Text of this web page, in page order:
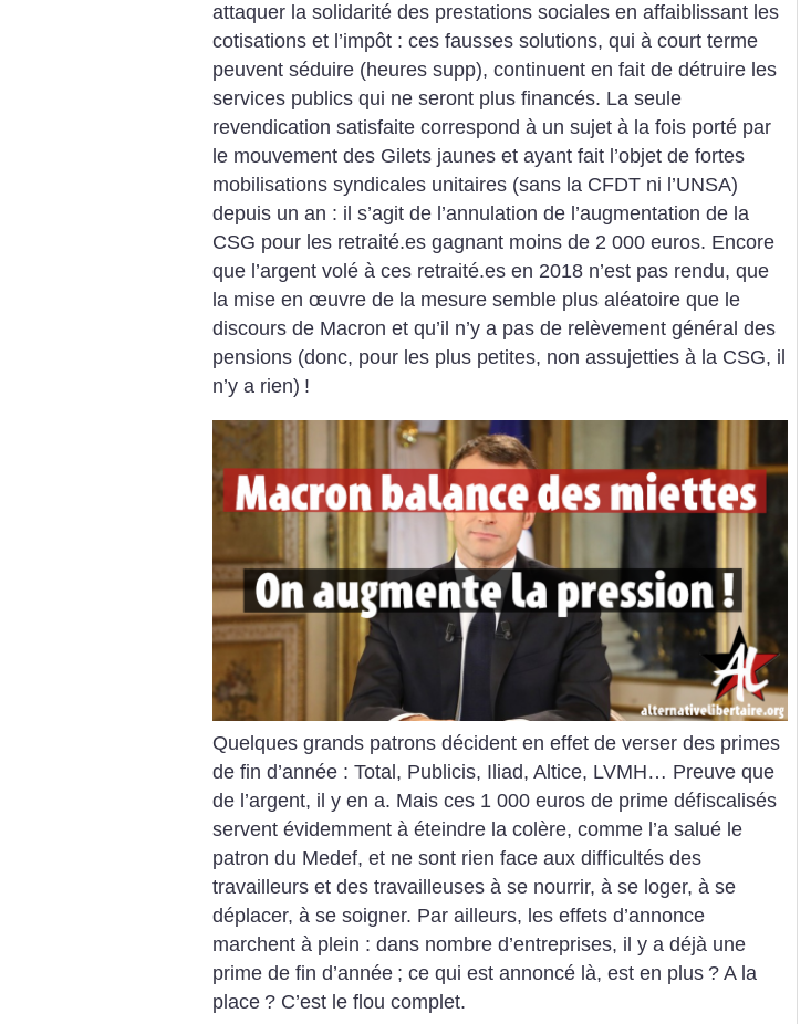
attaquer la solidarité des prestations sociales en affaiblissant les
cotisations et l’impôt : ces fausses solutions, qui à court terme
peuvent séduire (heures supp), continuent en fait de détruire les
services publics qui ne seront plus financés. La seule
revendication satisfaite correspond à un sujet à la fois porté par
le mouvement des Gilets jaunes et ayant fait l’objet de fortes
mobilisations syndicales unitaires (sans la CFDT ni l’UNSA)
depuis un an : il s’agit de l’annulation de l’augmentation de la
CSG pour les retraité.es gagnant moins de 2 000 euros. Encore
que l’argent volé à ces retraité.es en 2018 n’est pas rendu, que
la mise en œuvre de la mesure semble plus aléatoire que le
discours de Macron et qu’il n’y a pas de relèvement général des
pensions (donc, pour les plus petites, non assujetties à la CSG, il
n’y a rien) !
Quelques grands patrons décident en effet de verser des primes
de fin d’année : Total, Publicis, Iliad, Altice, LVMH… Preuve que
de l’argent, il y en a. Mais ces 1 000 euros de prime défiscalisés
servent évidemment à éteindre la colère, comme l’a salué le
patron du Medef, et ne sont rien face aux difficultés des
travailleurs et des travailleuses à se nourrir, à se loger, à se
déplacer, à se soigner. Par ailleurs, les effets d’annonce
marchent à plein : dans nombre d’entreprises, il y a déjà une
prime de fin d’année ; ce qui est annoncé là, est en plus ? A la
place ? C’est le flou complet.